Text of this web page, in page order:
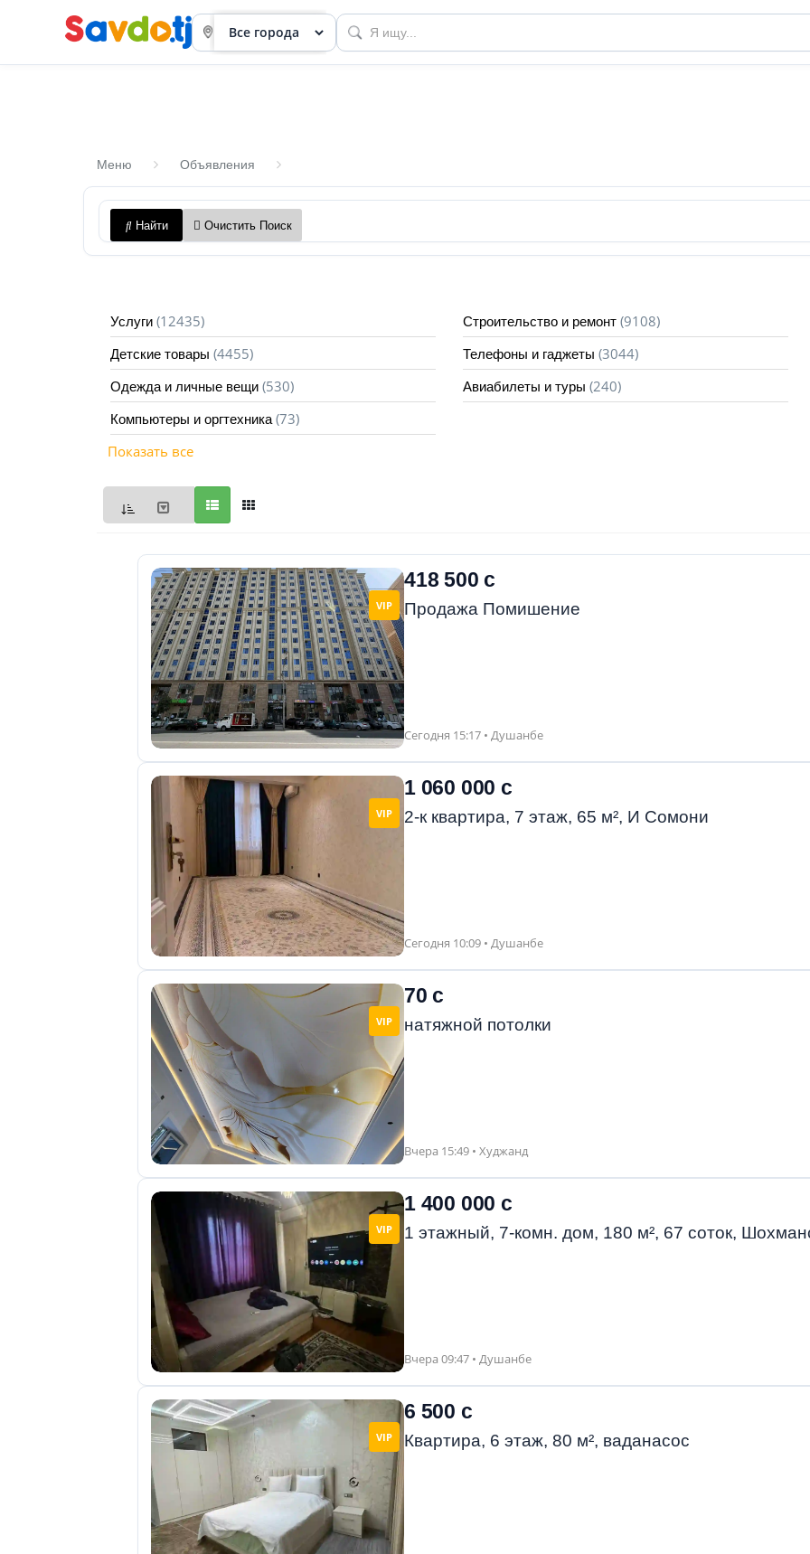
приборов
объявления
Меню Объявления
Найти Очистить Поиск
Услуги (12435) Строительство и ремонт (9108)
Детские товары (4455) Телефоны и гаджеты (3044)
Одежда и личные вещи (530) Авиабилеты и туры (240)
Компьютеры и оргтехника (73)
Показать все
VIP
418 500 с
Продажа Помишение
Сегодня 15:17 • Душанбе
VIP
1 060 000 с
2-к квартира, 7 этаж, 65 м², И Сомони
Сегодня 10:09 • Душанбе
VIP
70 с
натяжной потолки
Вчера 15:49 • Худжанд
VIP
1 400 000 с
1 этажный, 7-комн. дом, 180 м², 67 соток,
Вчера 09:47 • Душанбе
VIP
6 500 с
Квартира, 6 этаж, 80 м², ваданасос